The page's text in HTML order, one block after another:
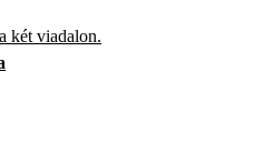
két viadalon.